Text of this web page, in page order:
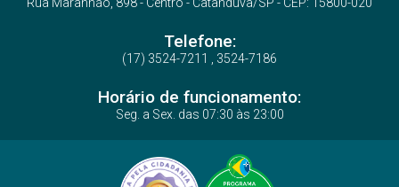
Rua Maranhão, 898 - Centro - Catanduva/SP - CEP: 15800-020
Telefone:
(17) 3524-7211 , 3524-7186
Horário de funcionamento:
Seg. a Sex. das 07:30 às 23:00